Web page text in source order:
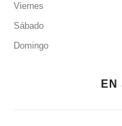
Viernes
Sábado
Domingo
EN